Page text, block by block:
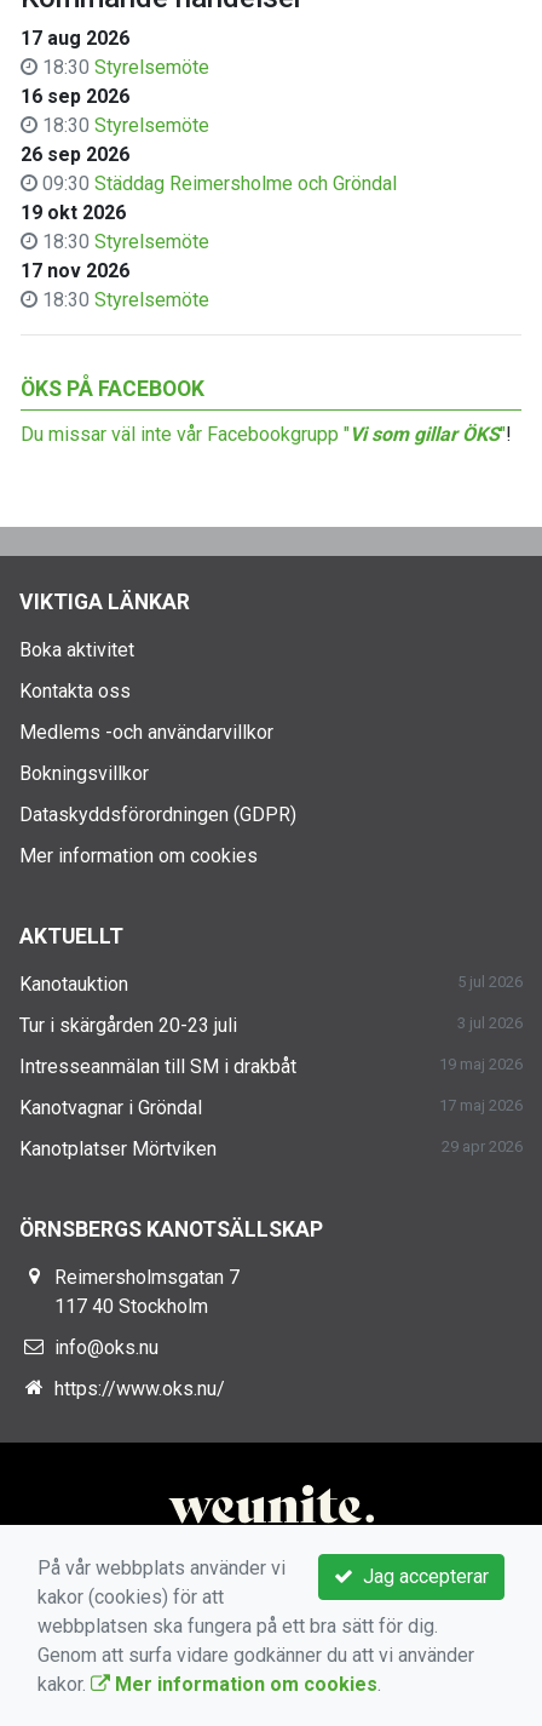
17 aug 2026
18:30 Styrelsemöte
16 sep 2026
18:30 Styrelsemöte
26 sep 2026
09:30 Städdag Reimersholme och Gröndal
19 okt 2026
18:30 Styrelsemöte
17 nov 2026
18:30 Styrelsemöte
ÖKS PÅ FACEBOOK
Du missar väl inte vår Facebookgrupp "Vi som gillar ÖKS"!
VIKTIGA LÄNKAR
Boka aktivitet
Kontakta oss
Medlems -och användarvillkor
Bokningsvillkor
Dataskyddsförordningen (GDPR)
Mer information om cookies
AKTUELLT
Kanotauktion 5 jul 2026
Tur i skärgården 20-23 juli 3 jul 2026
Intresseanmälan till SM i drakbåt 19 maj 2026
Kanotvagnar i Gröndal 17 maj 2026
Kanotplatser Mörtviken 29 apr 2026
ÖRNSBERGS KANOTSÄLLSKAP
Reimersholmsgatan 7
117 40 Stockholm
info@oks.nu
https://www.oks.nu/
Jag accepterar
På vår webbplats använder vi
kakor (cookies) för att
webbplatsen ska fungera på ett bra sätt för dig.
Genom att surfa vidare godkänner du att vi använder
kakor.
Mer information om cookies.